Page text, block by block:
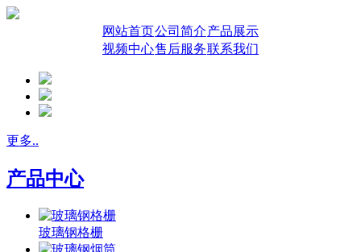
网站首页公司简介产品展示
视频中心售后服务联系我们
更多..
产品中心
玻璃钢格栅